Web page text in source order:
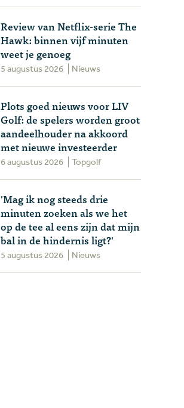
Review van Netflix-serie The
Hawk: binnen vijf minuten
weet je genoeg
5 augustus 2026 Nieuws
Plots goed nieuws voor LIV
Golf: de spelers worden groot
aandeelhouder na akkoord
met nieuwe investeerder
6 augustus 2026 Topgolf
'Mag ik nog steeds drie
minuten zoeken als we het
op de tee al eens zijn dat mijn
bal in de hindernis ligt?'
5 augustus 2026 Nieuws